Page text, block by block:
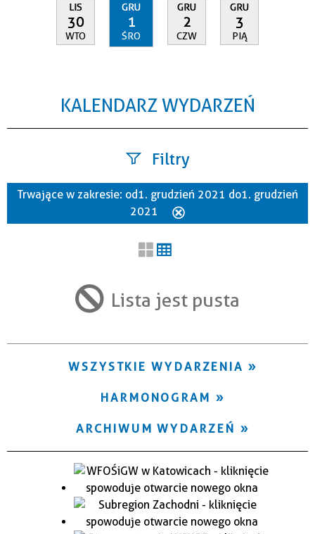
LIS
30
WTO
GRU
1
ŚRO
GRU
2
CZW
GRU
3
PIĄ
KALENDARZ WYDARZEŃ
Filtry
Szukana fraza
Trwające w zakresie
Trwające w zakresie: od 1. grudzień 2021 do 1. grudzień
2021
Lista jest pusta
WSZYSTKIE WYDARZENIA
HARMONOGRAM
ARCHIWUM WYDARZEŃ